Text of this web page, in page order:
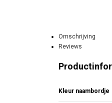
Omschrijving
Reviews
Kleur naambordje